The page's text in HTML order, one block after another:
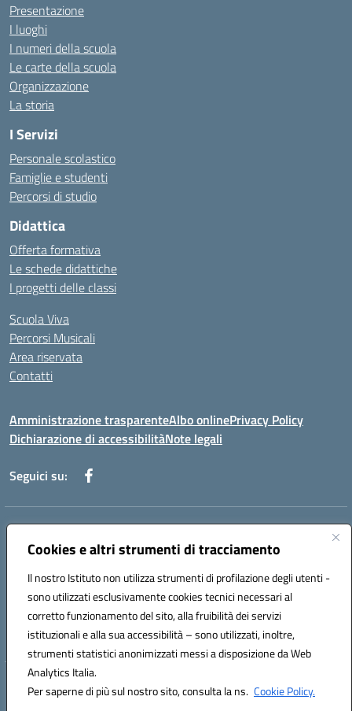
Cookies e altri strumenti di tracciamento
Il nostro Istituto non utilizza strumenti di profilazione degli utenti -
sono utilizzati esclusivamente cookies tecnici necessari al
corretto funzionamento del sito, alla fruibilità dei servizi
istituzionali e alla sua accessibilità – sono utilizzati, inoltre,
strumenti statistici anonimizzati messi a disposizione da Web
Analytics Italia.
Per saperne di più sul nostro sito, consulta la ns. Cookie Policy.
Presentazione
I luoghi
I numeri della scuola
Le carte della scuola
Organizzazione
La storia
I Servizi
Personale scolastico
Famiglie e studenti
Percorsi di studio
Didattica
Offerta formativa
Le schede didattiche
I progetti delle classi
Scuola Viva
Percorsi Musicali
Area riservata
Contatti
Amministrazione trasparenteAlbo onlinePrivacy Policy
Dichiarazione di accessibilitàNote legali
Seguici su:
Indirizzo:
Centralino:089868360 Email:saic857007@istruzione.it
Codice fiscale: 80025860653
Codice meccanografico:
SAIC857007
Codice Indice delle Pubbliche Amministrazioni (IPA): istsc_saic857007
Hosting & Powered by 3D Solution S.r.l.
Concept & Design by Designers Italia